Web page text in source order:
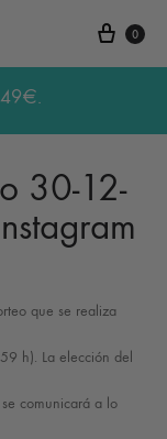
0
49€.
30-12-
que se realiza
h). La elección del
se comunicará a lo